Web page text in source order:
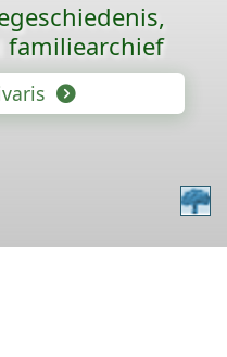
familiearchief